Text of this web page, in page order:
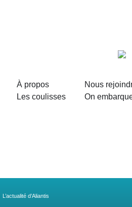
À propos
Les coulisses
Nous
On
L’actualité d’Aliantis